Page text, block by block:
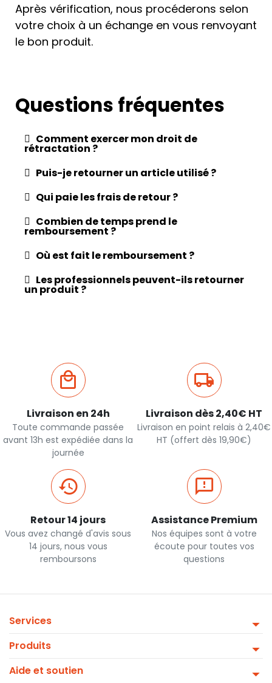
Après vérification, nous procéderons selon
votre choix à un échange en vous renvoyant
le bon produit.
Questions fréquentes
Comment exercer mon droit de
rétractation ?
Puis-je retourner un article utilisé ?
Qui paie les frais de retour ?
Combien de temps prend le
remboursement ?
Où est fait le remboursement ?
Les professionnels peuvent-ils retourner
un produit ?
Livraison en 24h
Toute commande passée
avant 13h est expédiée dans la
journée
Livraison dès 2,40€ HT
Livraison en point relais à 2,40€
HT (offert dès 19,90€)
Retour 14 jours
Vous avez changé d'avis sous
14 jours, nous vous
remboursons
Assistance Premium
Nos équipes sont à votre
écoute pour toutes vos
questions
Services
Produits
Aide et soutien